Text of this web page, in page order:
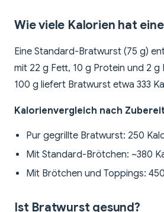
Wie viele Kalorien hat
Eine Standard-Bratwurst (75 g)
mit 22 g Fett, 10 g Protein und 2 g
100 g liefert Bratwurst etwa 333
Kalorienvergleich nach
Pur gegrillte Bratwurst: 250
Mit Standard-Brötchen: ~380
Mit Brötchen und Toppings:
Ist Bratwurst gesund?